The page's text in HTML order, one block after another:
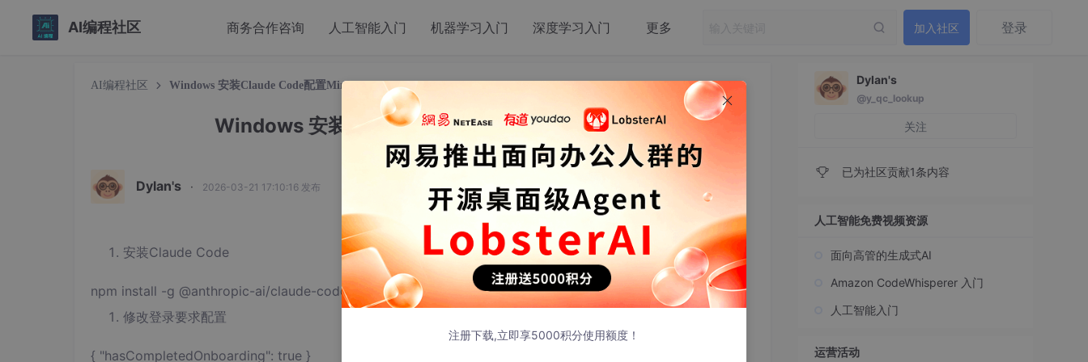
AI编程社区 商务合作咨询 人工智能入门 机器学习入门 深度学习入门 更多 加入社区 登录
AI编程社区 Windows 安装Claude Code配置MiniMAX 2.5
Windows 安装Claude Code配置MiniMAX 2.5
Dylan's · 2026-03-21 17:10:16 发布
安装Claude Code
npm install -g @anthropic-ai/claude-code npm install -g @musistudio/claude-code-router
修改登录要求配置
{ "hasCompletedOnboarding": true }
Dylan's
@y_qc_lookup
关注
已为社区贡献1条内容
人工智能免费视频资源
面向高管的生成式AI
Amazon CodeWhisperer 入门
人工智能入门
运营活动
注册下载,立即享5000积分使用额度！